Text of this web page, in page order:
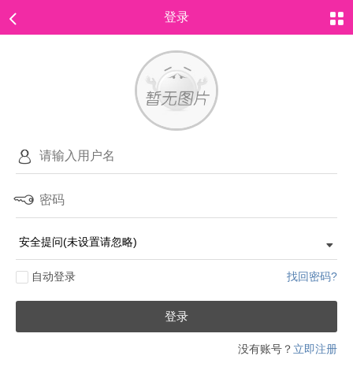
登录
自动登录 找回密码?
登录
没有账号？ 立即注册